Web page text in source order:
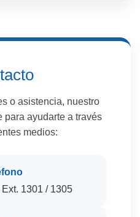
o asistencia, nuestro
ayudarte a través
medios:
1301 / 1305